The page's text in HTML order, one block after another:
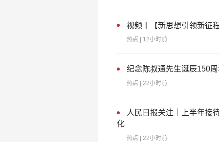
视频丨【新思想引领新征
热点 | 12小时前
纪念陈叔通先生诞辰150
热点 | 22小时前
人民日报关注｜上半年接
化
热点 | 22小时前